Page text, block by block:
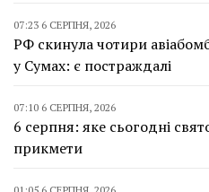
07:23 6 СЕРПНЯ, 2026
РФ скинула чотири
у Сумах: є постраждалі
07:10 6 СЕРПНЯ, 2026
6 серпня: яке сьогодні
прикмети
01:05 6 СЕРПНЯ, 2026